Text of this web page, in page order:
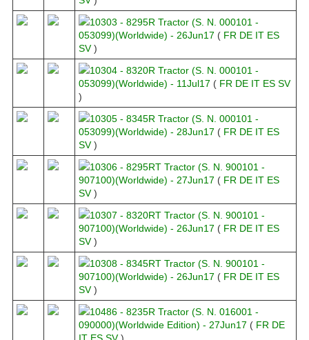
10303 - 8295R Tractor (S. N. 000101 -
053099)(Worldwide) - 26Jun17 ( FR DE IT ES
SV)
10304 - 8320R Tractor (S. N. 000101 -
053099)(Worldwide) - 11Jul17 ( FR DE IT ES SV
)
10305 - 8345R Tractor (S. N. 000101 -
053099)(Worldwide) - 28Jun17 ( FR DE IT ES
SV)
10306 - 8295RT Tractor (S. N. 900101 -
907100)(Worldwide) - 27Jun17 ( FR DE IT ES
SV)
10307 - 8320RT Tractor (S. N. 900101 -
907100)(Worldwide) - 26Jun17 ( FR DE IT ES
SV)
10308 - 8345RT Tractor (S. N. 900101 -
907100)(Worldwide) - 26Jun17 ( FR DE IT ES
SV)
10486 - 8235R Tractor (S. N. 016001 -
090000)(Worldwide Edition) - 27Jun17 ( FR DE
IT ES SV)